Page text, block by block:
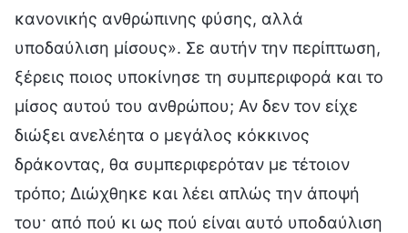
κανονικής ανθρώπινης φύσης, αλλά
υποδαύλιση μίσους». Σε αυτήν την περίπτωση,
ξέρεις ποιος υποκίνησε τη συμπεριφορά και το
μίσος αυτού του ανθρώπου; Αν δεν τον είχε
διώξει ανελέητα ο μεγάλος κόκκινος
δράκοντας, θα συμπεριφερόταν με τέτοιον
τρόπο; Διώχθηκε και λέει απλώς την άποψή
του· από πού κι ως πού είναι αυτό υποδαύλιση